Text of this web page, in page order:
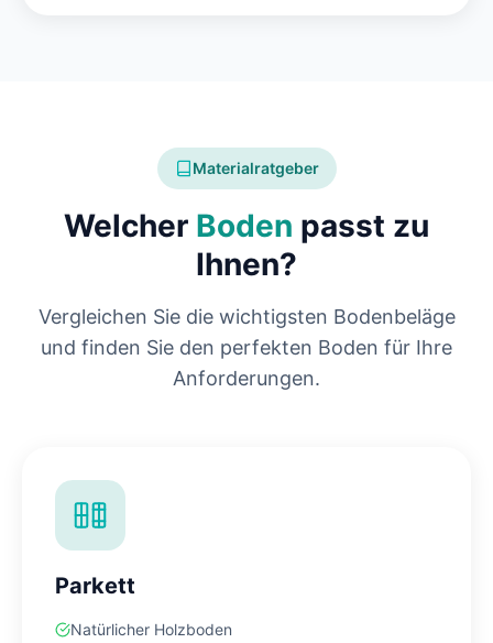
Materialratgeber
Welcher Boden passt zu
Ihnen?
Vergleichen Sie die wichtigsten Bodenbeläge
und finden Sie den perfekten Boden für Ihre
Anforderungen.
Parkett
Natürlicher Holzboden